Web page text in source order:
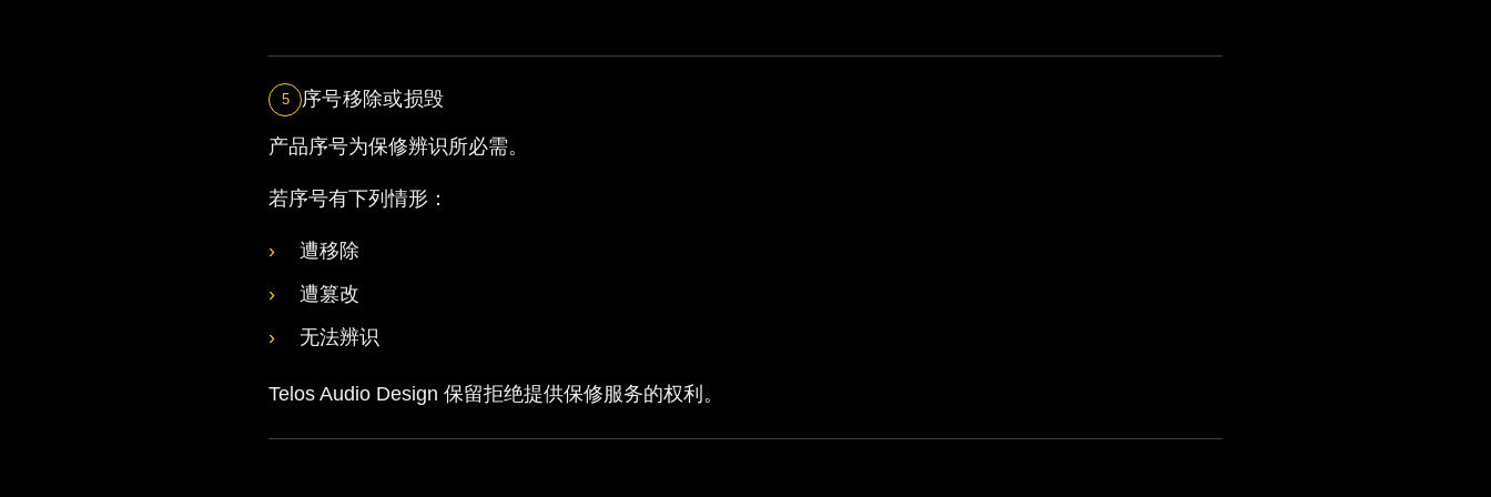
5 序号移除或损毁
产品序号为保修辨识所必需。
若序号有下列情形：
遭移除
遭篡改
无法辨识
Telos Audio Design 保留拒绝提供保修服务的权利。